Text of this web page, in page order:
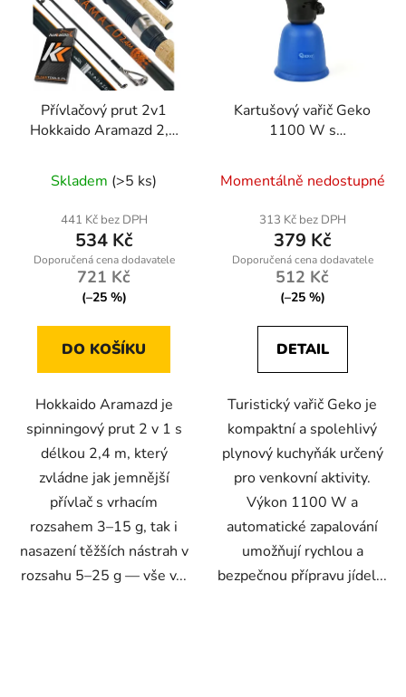
Přívlačový prut 2v1
Hokkaido Aramazd 2,4
Skladem (>5 ks)
441 Kč bez DPH
534 Kč
721 Kč
(–25 %)
DO KOŠÍKU
Hokkaido Aramazd je
spinningový prut 2 v 1 s
délkou 2,4 m, který
zvládne jak jemnější
přívlač s vrhacím
rozsahem 3–15 g, tak i
nasazení těžších nástrah v
rozsahu 5–25 g — vše v...
Kartušový vařič Geko
1100 W s
Momentálně nedostupné
313 Kč bez DPH
379 Kč
512 Kč
(–25 %)
DETAIL
Turistický vařič Geko je
kompaktní a spolehlivý
plynový kuchyňák určený
pro venkovní aktivity.
Výkon 1100 W a
automatické zapalování
umožňují rychlou a
bezpečnou přípravu jídel...